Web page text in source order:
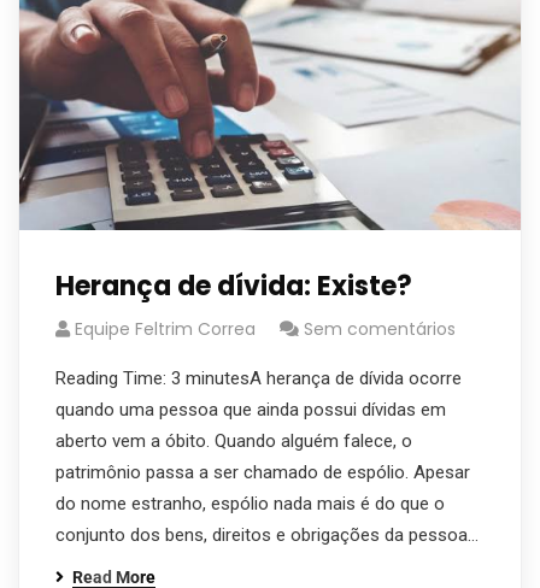
Herança de dívida: Existe?
Equipe Feltrim Correa Sem comentários
Reading Time: 3 minutesA herança de dívida ocorre
quando uma pessoa que ainda possui dívidas em
aberto vem a óbito. Quando alguém falece, o
patrimônio passa a ser chamado de espólio. Apesar
do nome estranho, espólio nada mais é do que o
conjunto dos bens, direitos e obrigações da pessoa…
Read More